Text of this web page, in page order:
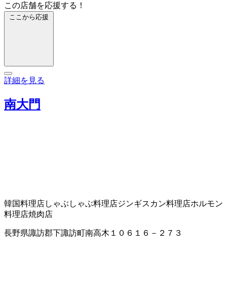
この店舗を応援する！
ここから応援
詳細を見る
南大門
韓国料理店しゃぶしゃぶ料理店ジンギスカン料理店ホルモン
料理店焼肉店
長野県諏訪郡下諏訪町南高木１０６１６－２７３